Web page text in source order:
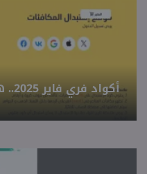
أكواد فري فاير 2025.. هدايا بالجملة بالمجان